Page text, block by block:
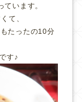
います。
て、
たったの10分
す♪